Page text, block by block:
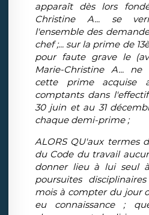
apparaît dès lors
Christine A... se
l'ensemble des
chef ;... sur la prime de
pour faute grave le
Marie-Christine A...
cette prime acquise
comptants dans
30 juin et au 31
chaque demi-prime ;
ALORS QU'aux termes
du Code du travail
donner lieu à lui seul
poursuites
mois à compter du jour
eu connaissance ;